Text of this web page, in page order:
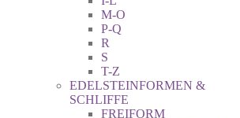
M-O
P-Q
R
S
T-Z
EDELSTEINFORMEN &
SCHLIFFE
FREIFORM